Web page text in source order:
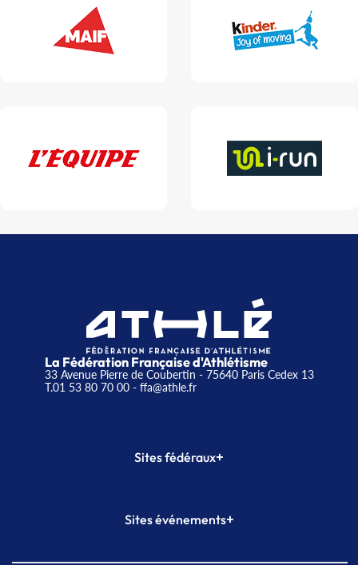
La Fédération Française d'Athlétisme
33 Avenue Pierre de Coubertin - 75640 Paris Cedex 13
T.01 53 80 70 00- ffa@athle.fr
Sites fédéraux+
Plateforme Formation
Sites événements+